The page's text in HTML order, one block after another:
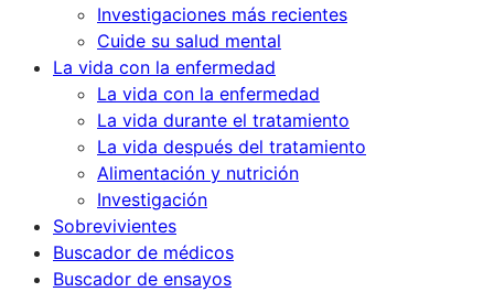
Investigaciones más recientes
Cuide su salud mental
La vida con la enfermedad
La vida con la enfermedad
La vida durante el tratamiento
La vida después del tratamiento
Alimentación y nutrición
Investigación
Sobrevivientes
Buscador de médicos
Buscador de ensayos